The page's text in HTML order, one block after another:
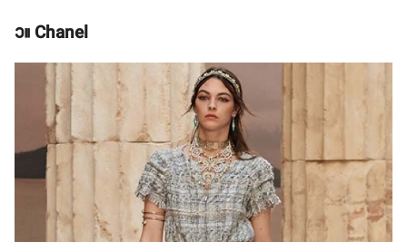
၁။ Chanel